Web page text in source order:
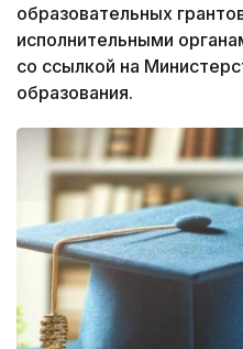
образовательных
исполнительными
со ссылкой на
образования.